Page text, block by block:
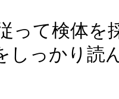
って検体を
しっかり読